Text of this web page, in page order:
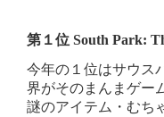
第１位 South Park:
今年の１位はサウス
界がそのまんまゲー
謎のアイテム・むち